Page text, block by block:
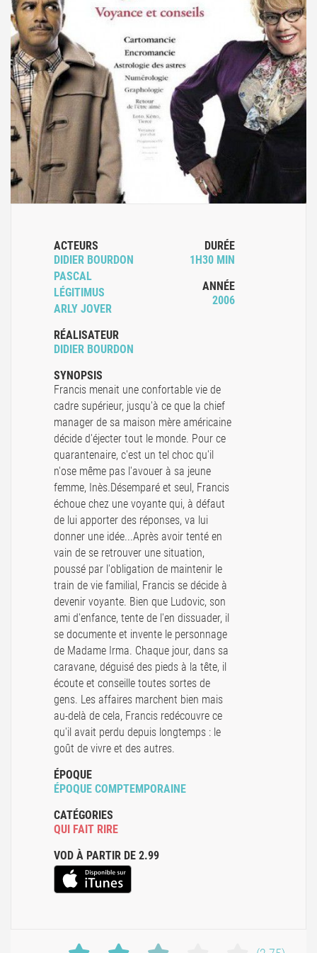
ACTEURS
DIDIER BOURDON
PASCAL
LÉGITIMUS
ARLY JOVER
RÉALISATEUR
DIDIER BOURDON
DURÉE
1H30 MIN
ANNÉE
2006
SYNOPSIS
Francis menait une confortable vie de
cadre supérieur, jusqu'à ce que la chief
manager de sa maison mère américaine
décide d'éjecter tout le monde. Pour ce
quarantenaire, c'est un tel choc qu'il
n'ose même pas l'avouer à sa jeune
femme, Inès.Désemparé et seul, Francis
échoue chez une voyante qui, à défaut
de lui apporter des réponses, va lui
donner une idée...Après avoir tenté en
vain de se retrouver une situation,
poussé par l'obligation de maintenir le
train de vie familial, Francis se décide à
devenir voyante. Bien que Ludovic, son
ami d'enfance, tente de l'en dissuader, il
se documente et invente le personnage
de Madame Irma. Chaque jour, dans sa
caravane, déguisé des pieds à la tête, il
écoute et conseille toutes sortes de
gens. Les affaires marchent bien mais
au-delà de cela, Francis redécouvre ce
qu'il avait perdu depuis longtemps : le
goût de vivre et des autres.
ÉPOQUE
ÉPOQUE COMPTEMPORAINE
CATÉGORIES
QUI FAIT RIRE
VOD À PARTIR DE 2.99